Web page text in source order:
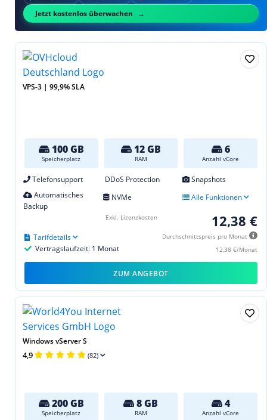
Jetzt kostenlos überwachen
VPS-3 | 99,9% SLA
100 GB
Speicherplatz
12 GB
RAM
6
Anzahl vCore
Telefonsupport DDoS Protection
Snapshots
Automatisches
Backup
NVMe Alle Funktionen
12,38 €
Durchschnittspreis pro Monat
12,38 €/Monat
Vertragslaufzeit: 1 Monat
Tarifdetails
Exkl. Lizenzkosten
ZUM ANGEBOT
Windows vServer S
4,9 (82)
200 GB
Speicherplatz
8 GB
RAM
4
Anzahl vCore